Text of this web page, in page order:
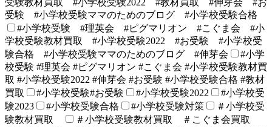
受験教材買取 #小学校受験2022 #教材買取 #伸芽会 #お
受験 #小学校受験ママのためのブログ #小学校受験合格
#小学校受験 #理英会 #ピグマリオン #こぐま会 #小
学校受験教材買取 #小学校受験2022 #お受験 #小学校受
験合格 #小学校受験ママのためのブログ #伸芽会
#小学
校受験 #理英会 #ピグマリオン #こぐま会 #小学校受験教材買
取 #小学校受験2022 #伸芽会 #お受験 #小学校受験合格 #教材
買取
#小学校受験#お受験 #小学校受験2022
#小学校受
験2023
#小学校受験合格 #小学校受験対策
＃小学校受
験教材買取
＃小学校受験教材買取 ＃こぐま会買取